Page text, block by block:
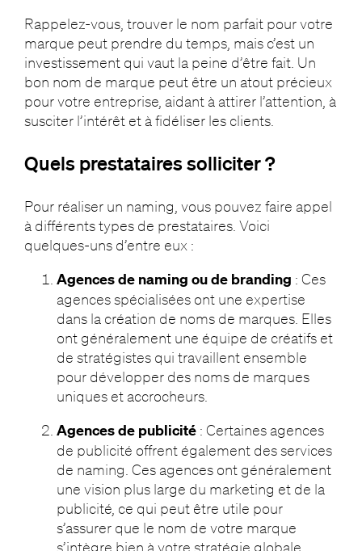
Rappelez-vous, trouver le nom parfait pour votre
marque peut prendre du temps, mais c’est un
investissement qui vaut la peine d’être fait. Un
bon nom de marque peut être un atout précieux
pour votre entreprise, aidant à attirer l’attention, à
susciter l’intérêt et à fidéliser les clients.
Quels prestataires solliciter ?
Pour réaliser un naming, vous pouvez faire appel
à différents types de prestataires. Voici
quelques-uns d’entre eux :
Agences de naming ou de branding : Ces
agences spécialisées ont une expertise
dans la création de noms de marques. Elles
ont généralement une équipe de créatifs et
de stratégistes qui travaillent ensemble
pour développer des noms de marques
uniques et accrocheurs.
Agences de publicité: Certaines agences
de publicité offrent également des services
de naming. Ces agences ont généralement
une vision plus large du marketing et de la
publicité, ce qui peut être utile pour
s’assurer que le nom de votre marque
s’intègre bien à votre stratégie globale.